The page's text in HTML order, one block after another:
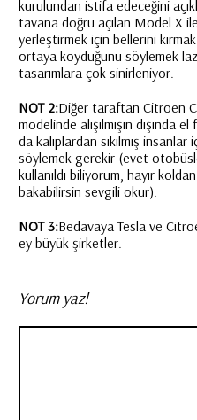
kurulundan istifa edeceğini
tavana doğru açılan Model X
yerleştirmek için bellerini
ortaya koyduğunu söylemek
tasarımlara çok sinirleniyor.
NOT 2:Diğer taraftan Citroen
modelinde alışılmışın dışında
da kalıplardan sıkılmış
söylemek gerekir (evet
kullanıldı biliyorum, hayır
bakabilirsin sevgili okur).
NOT 3:Bedavaya Tesla ve
ey büyük şirketler.
Yorum yaz!